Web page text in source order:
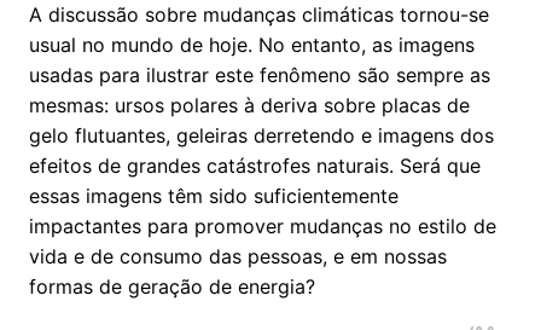
A discussão sobre mudanças climáticas tornou-se
usual no mundo de hoje. No entanto, as imagens
usadas para ilustrar este fenômeno são sempre as
mesmas: ursos polares à deriva sobre placas de
gelo flutuantes, geleiras derretendo e imagens dos
efeitos de grandes catástrofes naturais. Será que
essas imagens têm sido suficientemente
impactantes para promover mudanças no estilo de
vida e de consumo das pessoas, e em nossas
formas de geração de energia?